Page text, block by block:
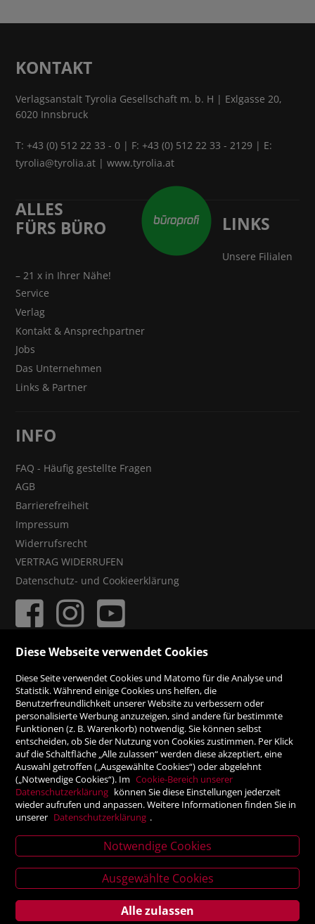
News
Service
KONTAKT
Verlagsanstalt Tyrolia Gesellschaft m. b. H | Exlgasse 20,
6020 Innsbruck
T:+43 (0) 512 22 33 - 0 | F: +43 (0) 512 22 33 - 2129 | E:
tyrolia@tyrolia.at |www.tyrolia.at
ALLES
FÜRS BÜRO
LINKS
Unsere Filialen
– 21 x in Ihrer Nähe!
Service
Verlag
Kontakt & Ansprechpartner
Jobs
Das Unternehmen
Links & Partner
INFO
FAQ - Häufig gestellte Fragen
AGB
Barrierefreiheit
Impressum
Widerrufsrecht
VERTRAG WIDERRUFEN
Datenschutz- und Cookieerklärung
Rechnung
Vorauskasse
SICHER ONLINE SHOPPEN!
Diese Webseite verwendet Cookies
Diese Seite verwendet Cookies und Matomo für die Analyse und
Statistik. Während einige Cookies uns helfen, die
Benutzerfreundlichkeit unserer Website zu verbessern oder
personalisierte Werbung anzuzeigen, sind andere für bestimmte
Funktionen (z. B. Warenkorb) notwendig. Sie können selbst
entscheiden, ob Sie der Nutzung von Cookies zustimmen. Per Klick
auf die Schaltfläche „Alle zulassen“ werden diese akzeptiert, eine
Auswahl getroffen („Ausgewählte Cookies“) oder abgelehnt
(„Notwendige Cookies“). Im Cookie-Bereich unserer
Datenschutzerklärung können Sie diese Einstellungen jederzeit
wieder aufrufen und anpassen. Weitere Informationen finden Sie in
unserer Datenschutzerklärung .
Notwendige Cookies
Ausgewählte Cookies
Alle zulassen